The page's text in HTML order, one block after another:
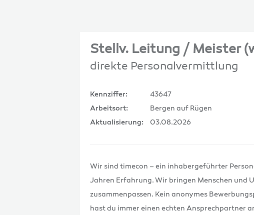
Stellv. Leitung / Meister
direkte Personalvermittlung
Kennziffer: 43647
Arbeitsort: Bergen auf Rügen
Aktualisierung: 03.08.2026
Wir sind timecon – ein inhabergeführter
Jahren Erfahrung. Wir bringen Menschen und
zusammenpassen. Kein anonymes
hast du immer einen echten Ansprechpartner